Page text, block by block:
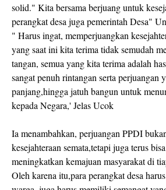
solid." Kita bersama berjuang untuk
perangkat desa juga pemerintah Desa"
" Harus ingat, memperjuangkan
yang saat ini kita terima tidak semudah
tangan, semua yang kita terima adalah
sangat penuh rintangan serta perjuangan
panjang,hingga jatuh bangun untuk
kepada Negara,' Jelas Ucok
Ia menambahkan, perjuangan PPDI
kesejahteraan semata,tetapi juga terus
meningkatkan kemajuan masyarakat di
Oleh karena itu,para perangkat desa